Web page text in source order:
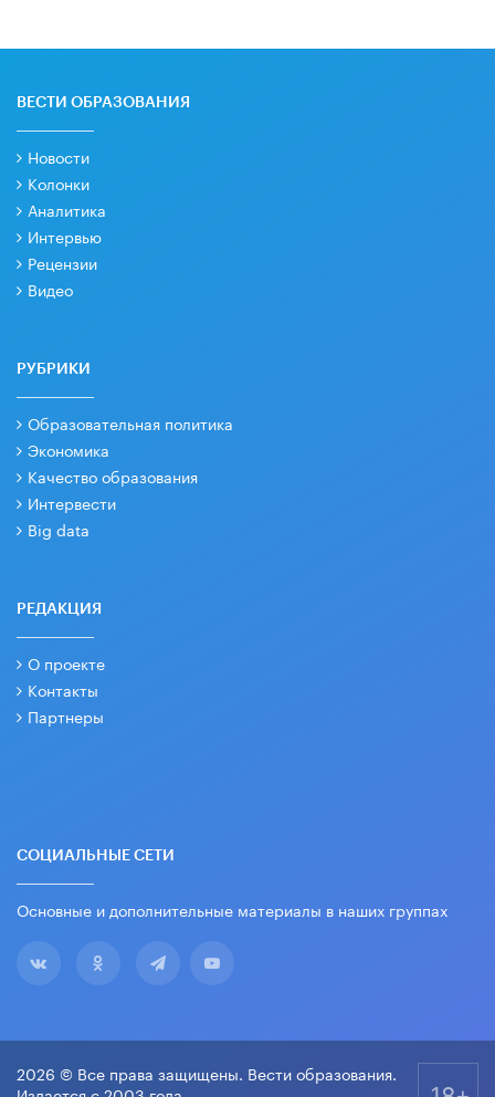
ВЕСТИ ОБРАЗОВАНИЯ
Новости
Колонки
Аналитика
Интервью
Рецензии
Видео
РУБРИКИ
Образовательная политика
Экономика
Качество образования
Интервести
Big data
РЕДАКЦИЯ
О проекте
Контакты
Партнеры
СОЦИАЛЬНЫЕ СЕТИ
Основные и дополнительные материалы в наших группах
2026 © Все права защищены. Вести образования.